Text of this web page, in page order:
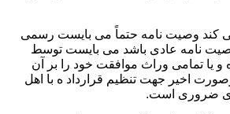
کند وصیت نامه حتماً می بایست رسمی
نامه عادی باشد می بایست توسط
و یا تمامی وراث موافقت خود را بر آن
اخیر جهت تنظیم قرارداد ه با اهل
ضروری است.